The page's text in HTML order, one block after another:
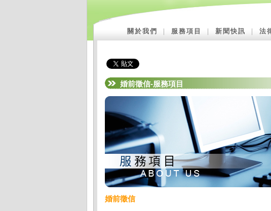
關於我們 服務項目 新聞快訊 法
婚前徵信-服務項目
婚前徵信